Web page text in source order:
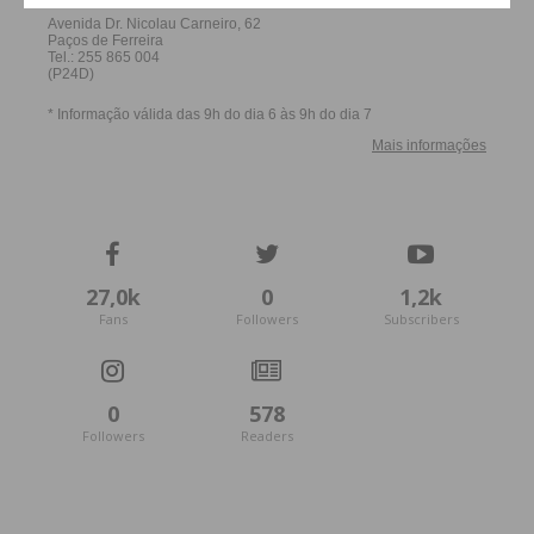
27,0k
Fans
0
Followers
1,2k
Subscribers
0
Followers
578
Readers